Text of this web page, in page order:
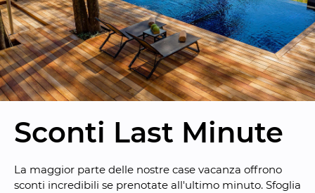
Sconti Last Minute
La maggior parte delle nostre case vacanza offrono
sconti incredibili se prenotate all'ultimo minuto. Sfoglia